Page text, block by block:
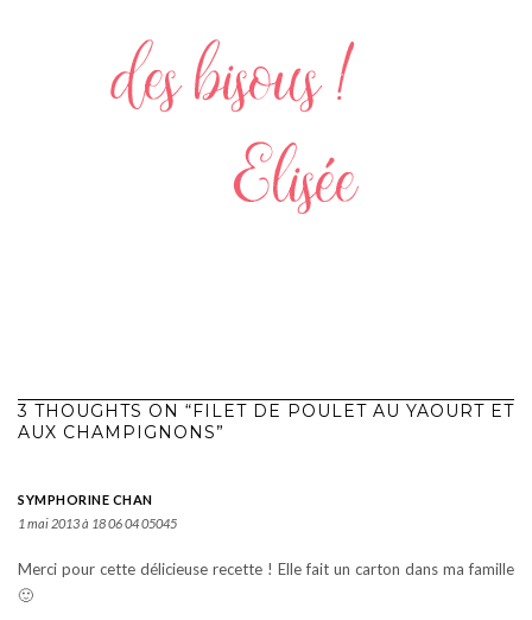
3 THOUGHTS ON “FILET DE POULET AU YAOURT ET
AUX CHAMPIGNONS”
SYMPHORINE CHAN
1 mai 2013 à 18 06 04 05045
Merci pour cette délicieuse recette ! Elle fait un carton dans ma famille
🙂